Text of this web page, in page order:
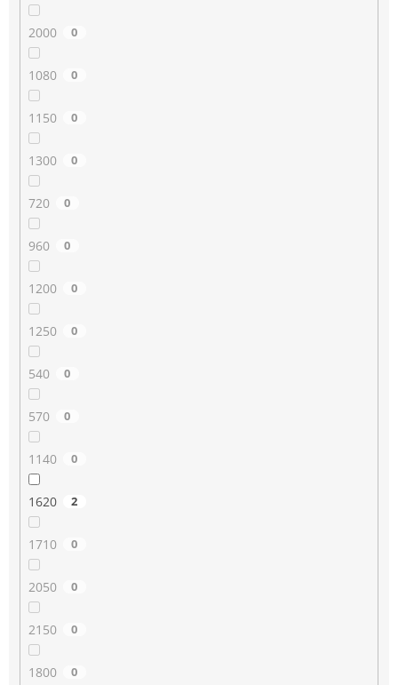
2000 0
1080 0
1150 0
1300 0
720 0
960 0
1200 0
1250 0
540 0
570 0
1140 0
1620 2
1710 0
2050 0
2150 0
1800 0